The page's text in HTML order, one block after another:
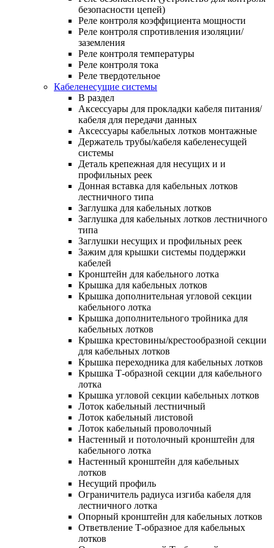
безопасности цепей)
Реле контроля коэффициента мощности
Реле контроля спротивления изоляции/
заземления
Реле контроля температуры
Реле контроля тока
Реле твердотельное
Кабеленесущие системы
В раздел
Аксессуары для прокладки кабеля питания/
кабеля для передачи данных
Аксессуары кабельных лотков монтажные
Держатель трубы/кабеля кабеленесущей
системы
Деталь крепежная для несущих и и
профильных реек
Донная вставка для кабельных лотков
лестничного типа
Заглушка для кабельных лотков
Заглушка для кабельных лотков лестничного
типа
Заглушки несущих и профильных реек
Зажим для крышки системы поддержки
кабелей
Кронштейн для кабельного лотка
Крышка для кабельных лотков
Крышка дополнительная угловой секции
кабельного лотка
Крышка дополнительного тройника для
кабельных лотков
Крышка крестовины/крестообразной секции
для кабельных лотков
Крышка переходника для кабельных лотков
Крышка Т-образной секции для кабельного
лотка
Крышка угловой секции кабельных лотков
Лоток кабельный лестничный
Лоток кабельный листовой
Лоток кабельный проволочный
Настенный и потолочный кронштейн для
кабельного лотка
Настенный кронштейн для кабельных
лотков
Несущий профиль
Ограничитель радиуса изгиба кабеля для
лестничного лотка
Опорный кронштейн для кабельных лотков
Ответвление Т-образное для кабельных
лотков